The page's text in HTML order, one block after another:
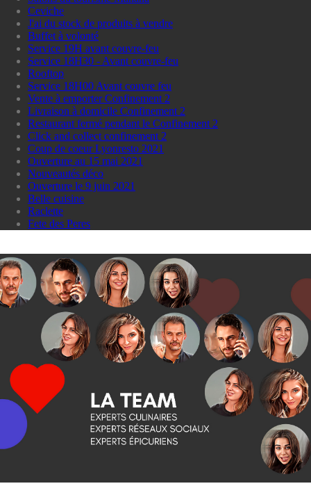
Ceviche
J'ai du stock de produits à vendre
Buffet à volonté
Service 19H avant couvre-feu
Service 18H30 - Avant couvre-feu
Rooftop
Service 18H00 Avant couvre feu
Vente à emporter Confinement 2
Livraison à domicile Confinement 2
Restaurant fermé pendant le Confinement 2
Click and collect confinement 2
Coup de coeur Lyonresto 2021
Ouverture au 15 mai 2021
Nouveautés déco
Ouverture le 9 juin 2021
Belle cuisine
Raclette
Fete des Peres